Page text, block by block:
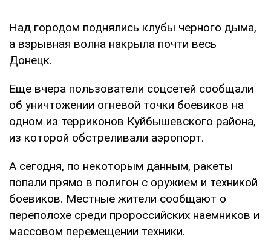
Над городом поднялись клубы черного дыма,
а взрывная волна накрыла почти весь
Донецк.
Еще вчера пользователи соцсетей сообщали
об уничтожении огневой точки боевиков на
одном из терриконов Куйбышевского района,
из которой обстреливали аэропорт.
А сегодня, по некоторым данным, ракеты
попали прямо в полигон с оружием и техникой
боевиков. Местные жители сообщают о
переполохе среди пророссийских наемников и
массовом перемещении техники.